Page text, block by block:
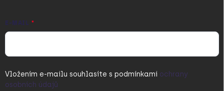
E-MAIL
Vložením e-mailu souhlasíte s podmínkami ochrany
osobních údajů